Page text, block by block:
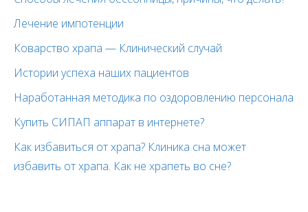
Лечение импотенции
Коварство храпа — Клинический случай
Истории успеха наших пациентов
Наработанная методика по оздоровлению персонала
Купить СИПАП аппарат в интернете?
Как избавиться от храпа? Клиника сна может
избавить от храпа. Как не храпеть во сне?